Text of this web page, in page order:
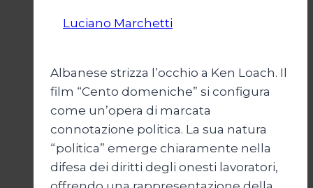
Luciano Marchetti
Albanese strizza l’occhio a Ken Loach. Il
film “Cento domeniche” si configura
come un’opera di marcata
connotazione politica. La sua natura
“politica” emerge chiaramente nella
difesa dei diritti degli onesti lavoratori,